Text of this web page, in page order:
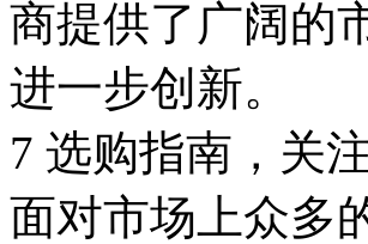
商提供了广阔的
进一步创新。
7 选购指南，关
面对市场上众多